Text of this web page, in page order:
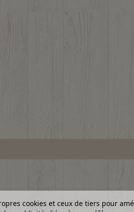
cookies et ceux de tiers pour